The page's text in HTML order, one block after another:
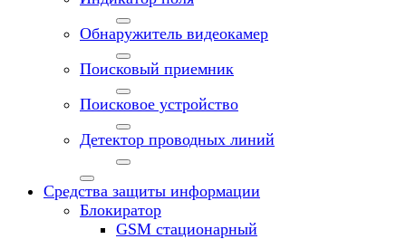
Обнаружитель видеокамер
Поисковый приемник
Поисковое устройство
Детектор проводных линий
Средства защиты информации
Блокиратор
GSM стационарный